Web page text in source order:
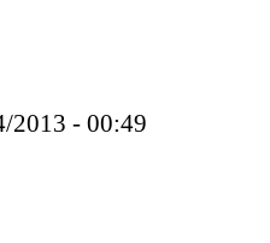
2013 - 00:49